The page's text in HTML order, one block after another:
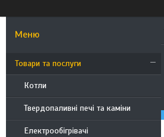
Товари та послуги
Котли
Твердопаливні печі та каміни
Електрообігрівачі